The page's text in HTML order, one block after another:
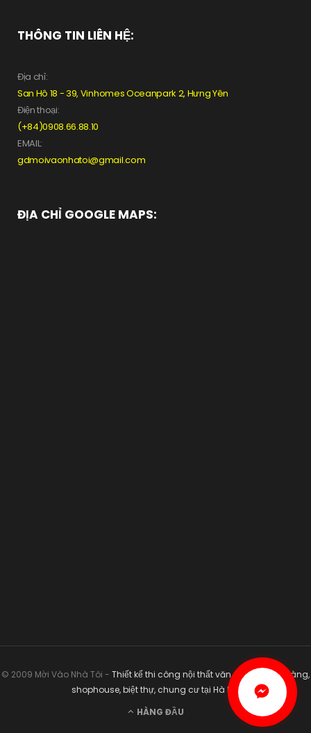
THÔNG TIN LIÊN HỆ:
Địa chỉ:
San Hô 18 - 39, Vinhomes Oceanpark 2, Hưng Yên
Điện thoại:
(+84)0908.66.88.10
EMAIL:
gdmoivaonhatoi@gmail.com
ĐỊA CHỈ GOOGLE MAPS:
© 2009 Mời Vào Nhà Tôi - Thiết kế thi công nội thất văn phòng, nhà hàng,
shophouse, biệt thự, chung cư tại Hà Nội
HÀNG ĐẦU